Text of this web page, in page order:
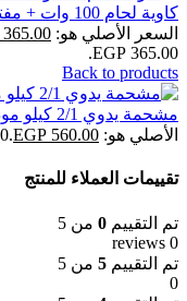
كاوية لحام 100 وات + مفتاح درجاتSI0110831 انكو
السعر الأصلي هو: EGP 385.00. 365.00
EGP 365.00.
Back to products
مشحمة يدوي 2/1 كيلو موديل GRG015001 انكو
الأصلي هو: EGP 630.00.
EGP 560.00
تقييمات العملاء للمنتج
تم التقييم 0 من 5
0 reviews
تم التقييم 5 من 5
0